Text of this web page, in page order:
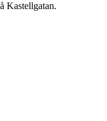
Kastellgatan.